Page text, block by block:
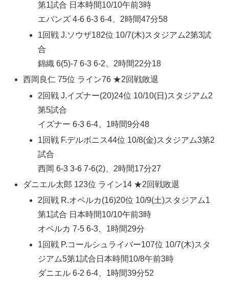
第1試合 日本時間10/10午前3時
エバンズ 4-6 6-3 6-4、2時間47分58
1回戦 J.ソウザ182位 10/7(木)スタジアム2第3試
合
錦織 6(5)-7 6-3 6-2、2時間22分18
西岡良仁 75位 ライン76 ★2回戦敗退
2回戦 J.イズナー(20)24位 10/10(日)スタジアム2
第5試合
イズナー 6-3 6-4、1時間9分48
1回戦 F.デルボニス44位 10/8(金)スタジアム3第2
試合
西岡 6-3 3-6 7-6(2)、2時間17分27
ダニエル太郎 123位 ライン14 ★2回戦敗退
2回戦 R.オペルカ(16)20位 10/9(土)スタジアム1
第1試合 日本時間10/10午前3時
オペルカ 7-5 6-3、1時間29分
1回戦 P.コールシュライバー107位 10/7(木)スタ
ジアム5第1試合日本時間10/8午前3時
ダニエル 6-2 6-4、1時間39分52